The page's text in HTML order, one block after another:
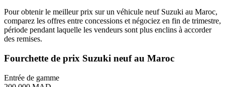
Pour obtenir le meilleur prix sur un véhicule neuf Suzuki au Maroc,
comparez les offres entre concessions et négociez en fin de trimestre,
période pendant laquelle les vendeurs sont plus enclins à accorder
des remises.
Fourchette de prix Suzuki neuf au Maroc
Entrée de gamme